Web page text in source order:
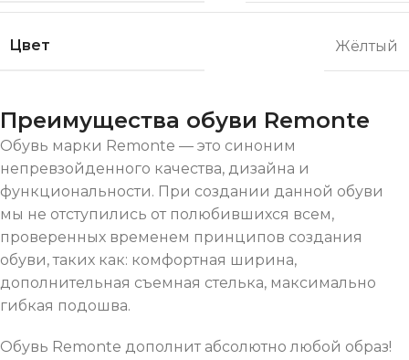
Цвет Жёлтый
Преимущества обуви Remonte
Обувь марки Remonte — это синоним
непревзойденного качества, дизайна и
функциональности. При создании данной обуви
мы не отступились от полюбившихся всем,
проверенных временем принципов создания
обуви, таких как: комфортная ширина,
дополнительная съемная стелька, максимально
гибкая подошва.
Обувь Remonte дополнит абсолютно любой образ!